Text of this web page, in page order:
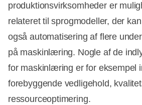
produktionsvirksomheder er
relateret til sprogmodeller, der
også automatisering af flere
på maskinlæring. Nogle af de
for maskinlæring er for eksempel
forebyggende vedligehold,
ressourceoptimering.